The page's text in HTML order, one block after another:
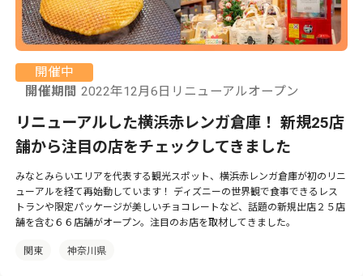
開催中
開催期間 2022年12月6日リニューアルオープン
リニューアルした横浜赤レンガ倉庫！ 新規25店
舗から注目の店をチェックしてきました
みなとみらいエリアを代表する観光スポット、横浜赤レンガ倉庫が初のリニ
ューアルを経て再始動しています！ ディズニーの世界観で食事できるレス
トランや限定パッケージが美しいチョコレートなど、話題の新規出店２５店
舗を含む６６店舗がオープン。注目のお店を取材してきました。
関東 神奈川県